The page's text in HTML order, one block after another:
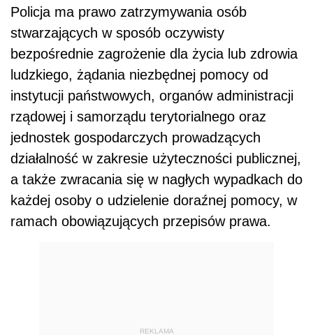
Policja ma prawo zatrzymywania osób
stwarzających w sposób oczywisty
bezpośrednie zagrożenie dla życia lub zdrowia
ludzkiego, żądania niezbędnej pomocy od
instytucji państwowych, organów administracji
rządowej i samorządu terytorialnego oraz
jednostek gospodarczych prowadzących
działalność w zakresie użyteczności publicznej,
a także zwracania się w nagłych wypadkach do
każdej osoby o udzielenie doraźnej pomocy, w
ramach obowiązujących przepisów prawa.
REKLAMA